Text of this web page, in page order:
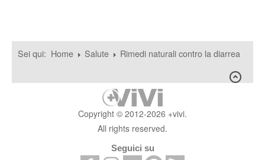
Sei qui: Home Salute Rimedi naturali contro la diarrea
Copyright © 2012-2026 +vivi.
All rights reserved.
Seguici su